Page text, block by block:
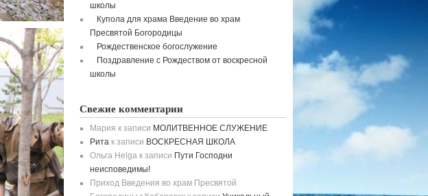
школы
Купола для храма Введение во храм
Пресвятой Богородицы
Рождественское богослужение
Поздравление с Рождеством от воскресной
школы
Свежие комментарии
Мария к записи МОЛИТВЕННОЕ СЛУЖЕНИЕ
Рита к записи ВОСКРЕСНАЯ ШКОЛА
Ольга Helga к записи Пути Господни
неисповедимы!
Приход Введения во храм Пресвятой